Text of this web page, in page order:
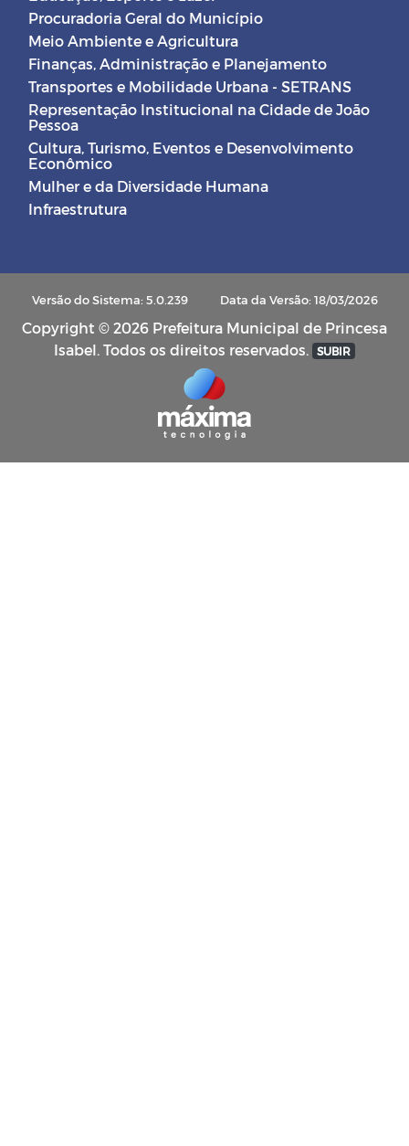
Procuradoria Geral do Município
Meio Ambiente e Agricultura
Finanças, Administração e Planejamento
Transportes e Mobilidade Urbana - SETRANS
Representação Institucional na Cidade de João
Pessoa
Cultura, Turismo, Eventos e Desenvolvimento
Econômico
Mulher e da Diversidade Humana
Infraestrutura
Versão do Sistema: 5.0.239 Data da Versão: 18/03/2026
Copyright © 2026 Prefeitura Municipal de Princesa
Isabel. Todos os direitos reservados. SUBIR